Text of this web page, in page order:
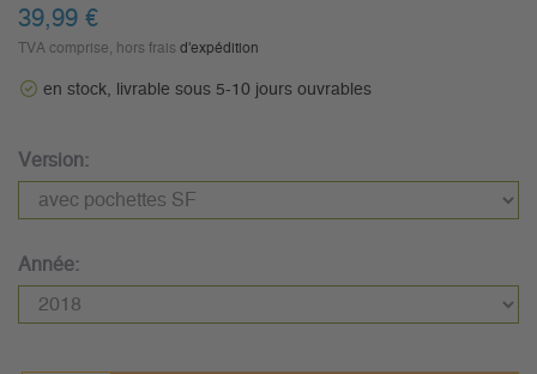
39,99 €
TVA comprise, hors frais d'expédition
en stock, livrable sous 5-10 jours ouvrables
Version:
Année: